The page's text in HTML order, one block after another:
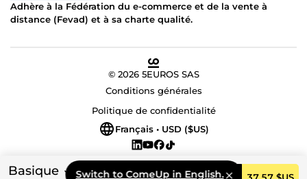
Basique Switch to ComeUp in English.
Adhère à la Fédération du e-commerce et de la vente à
distance (Fevad) et à sa charte qualité.
© 2026 5EUROS SAS
Conditions générales
Politique de confidentialité
Français • USD ($US)